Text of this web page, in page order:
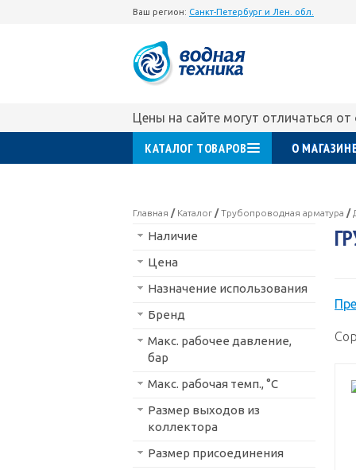
Ваш регион: Санкт-Петербург и Лен. обл.
Цены на сайте могут отличаться
КАТАЛОГ ТОВАРОВ О
Главная / Каталог /Трубопроводная арматура /
Наличие
Цена
Назначение использования
Бренд
Макс. рабочее давление,
бар
Макс. рабочая темп., °С
Размер выходов из
коллектора
Размер присоединения